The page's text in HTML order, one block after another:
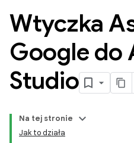
Wtyczka
Google do
Studio
Na tej stronie
Jak to działa